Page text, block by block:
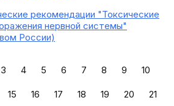
рекомендации "Токсические
нервной системы"
России)
3 4 5 6 7 8 9 10
15 16 17 18 19 20 21